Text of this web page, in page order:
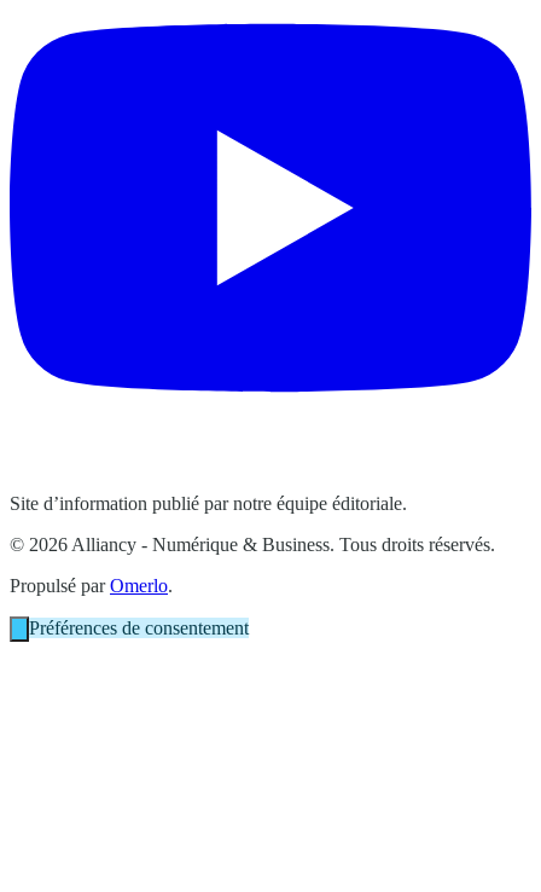
Site d’information publié par notre équipe éditoriale.
© 2026 Alliancy - Numérique & Business. Tous droits réservés.
Propulsé parOmerlo.
Préférences de consentement